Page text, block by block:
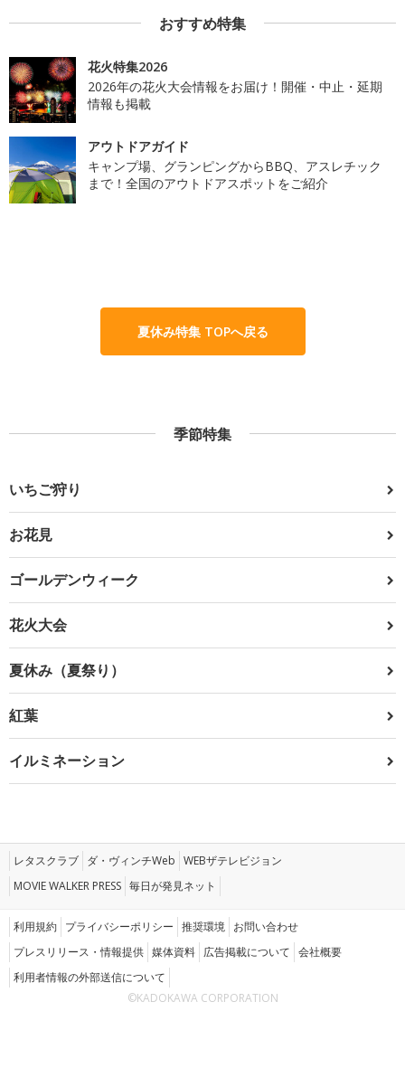
おすすめ特集
花火特集2026
2026年の花火大会情報をお届け！開催・中止・延期
情報も掲載
アウトドアガイド
キャンプ場、グランピングからBBQ、アスレチック
まで！全国のアウトドアスポットをご紹介
夏休み特集 TOPへ戻る
季節特集
いちご狩り
お花見
ゴールデンウィーク
花火大会
夏休み（夏祭り）
紅葉
イルミネーション
レタスクラブ ダ・ヴィンチWeb WEBザテレビジョン
MOVIE WALKER PRESS 毎日が発見ネット
利用規約 プライバシーポリシー 推奨環境 お問い合わせ
プレスリリース・情報提供 媒体資料 広告掲載について 会社概要
利用者情報の外部送信について
©KADOKAWA CORPORATION